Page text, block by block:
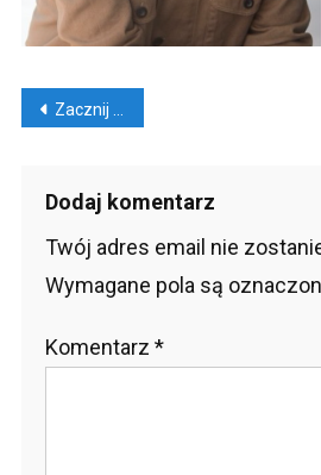
Nawigacja
Zacznij myśleć jak mnich. Prosty przepis na lepsze życie od Jay’a Shetty`ego.
Dodaj komentarz
Twój adres email nie
Wymagane pola są
Komentarz *